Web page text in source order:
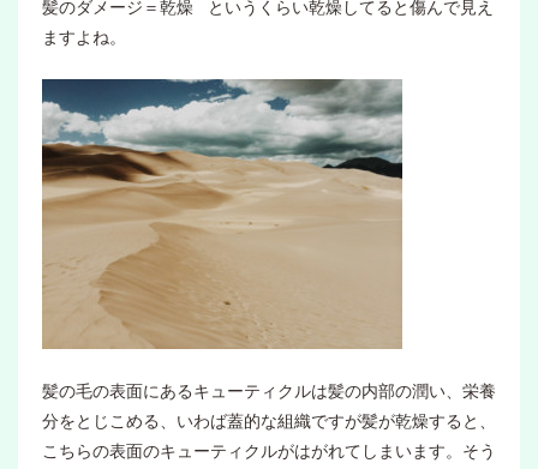
髪のダメージ＝乾燥 というくらい乾燥してると傷んで見え
ますよね。
髪の毛の表面にあるキューティクルは髪の内部の潤い、栄養
分をとじこめる、いわば蓋的な組織ですが髪が乾燥すると、
こちらの表面のキューティクルがはがれてしまいます。そう